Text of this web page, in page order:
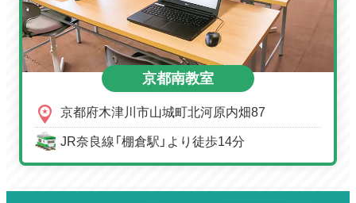
京都南教室
京都府木津川市山城町北河原内畑87
JR奈良線「棚倉駅」より徒歩14分